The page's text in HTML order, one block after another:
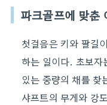
파크골프에 맞춘
첫걸음은 키와 팔길
하는 일이다. 초보자
있는 중량의 채를 찾
샤프트의 무게와 강